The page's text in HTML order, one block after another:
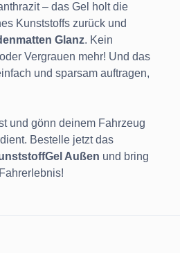
– das Gel holt die
Kunststoffs zurück und
Glanz. Kein
Vergrauen mehr! Und das
und sparsam auftragen,
und gönn deinem Fahrzeug
Bestelle jetzt das
Außen und bring